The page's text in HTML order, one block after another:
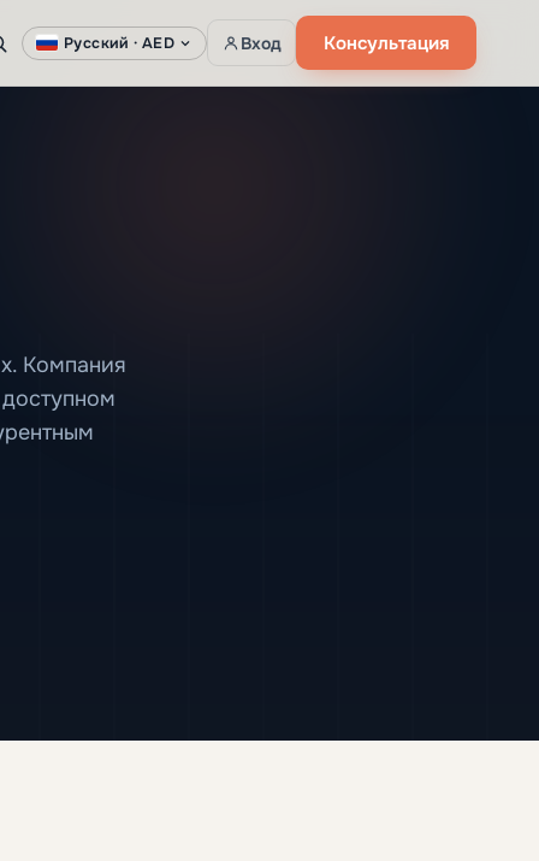
Русский · AED Вход Консультация
Компания